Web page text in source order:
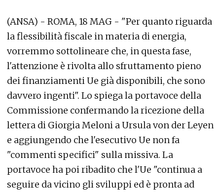
(ANSA) - ROMA, 18 MAG - "Per quanto riguarda
la flessibilità fiscale in materia di energia,
vorremmo sottolineare che, in questa fase,
l'attenzione è rivolta allo sfruttamento pieno
dei finanziamenti Ue già disponibili, che sono
davvero ingenti". Lo spiega la portavoce della
Commissione confermando la ricezione della
lettera di Giorgia Meloni a Ursula von der Leyen
e aggiungendo che l'esecutivo Ue non fa
"commenti specifici" sulla missiva. La
portavoce ha poi ribadito che l'Ue "continua a
seguire da vicino gli sviluppi ed è pronta ad